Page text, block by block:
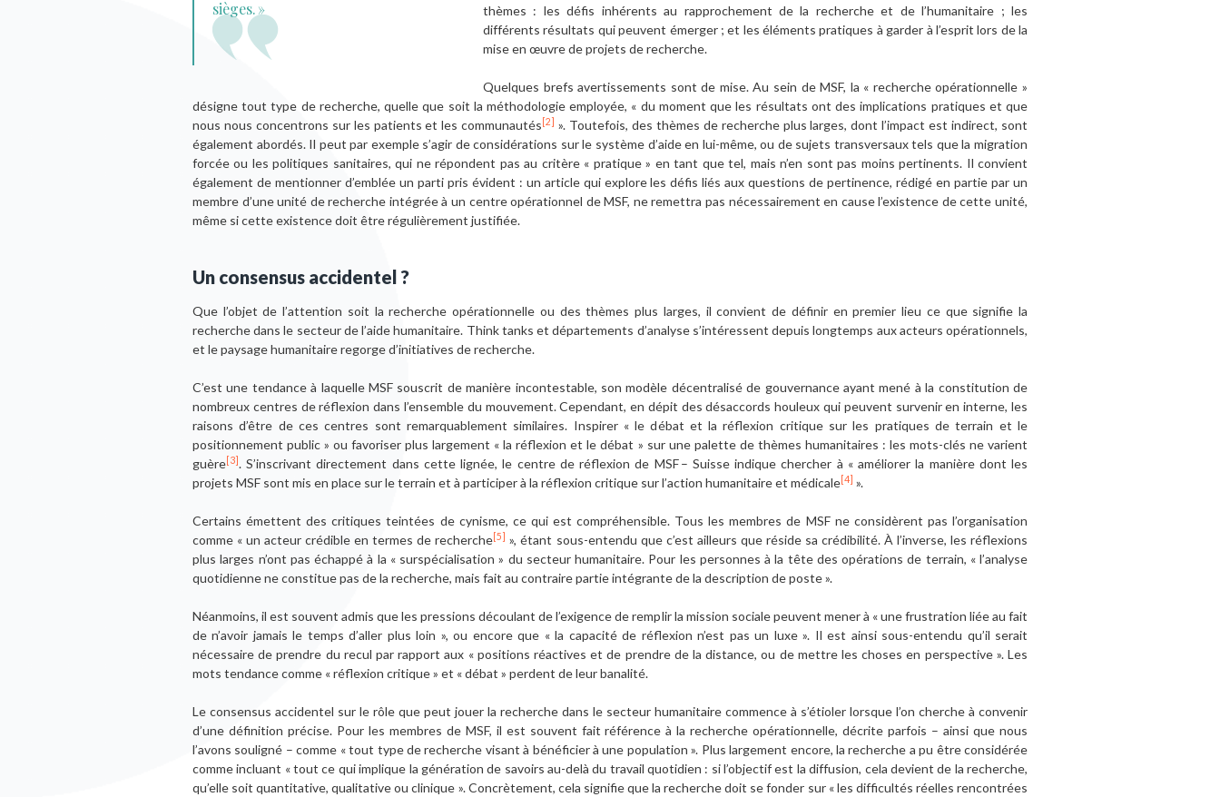
sièges. »
thèmes : les défis inhérents au rapprochement de la recherche et de l’humanitaire ; les
différents résultats qui peuvent émerger ; et les éléments pratiques à garder à l’esprit lors de la
mise en œuvre de projets de recherche.
Quelques brefs avertissements sont de mise. Au sein de MSF, la « recherche opérationnelle »
désigne tout type de recherche, quelle que soit la méthodologie employée, « du moment que les résultats ont des implications pratiques et que
nous nous concentrons sur les patients et les communautés [2] ». Toutefois, des thèmes de recherche plus larges, dont l’impact est indirect, sont
également abordés. Il peut par exemple s’agir de considérations sur le système d’aide en lui-même, ou de sujets transversaux tels que la migration
forcée ou les politiques sanitaires, qui ne répondent pas au critère « pratique » en tant que tel, mais n’en sont pas moins pertinents. Il convient
également de mentionner d’emblée un parti pris évident : un article qui explore les défis liés aux questions de pertinence, rédigé en partie par un
membre d’une unité de recherche intégrée à un centre opérationnel de MSF, ne remettra pas nécessairement en cause l’existence de cette unité,
même si cette existence doit être régulièrement justifiée.
Un consensus accidentel ?
Que l’objet de l’attention soit la recherche opérationnelle ou des thèmes plus larges, il convient de définir en premier lieu ce que signifie la
recherche dans le secteur de l’aide humanitaire. Think tanks et départements d’analyse s’intéressent depuis longtemps aux acteurs opérationnels,
et le paysage humanitaire regorge d’initiatives de recherche.
C’est une tendance à laquelle MSF souscrit de manière incontestable, son modèle décentralisé de gouvernance ayant mené à la constitution de
nombreux centres de réflexion dans l’ensemble du mouvement. Cependant, en dépit des désaccords houleux qui peuvent survenir en interne, les
raisons d’être de ces centres sont remarquablement similaires. Inspirer « le débat et la réflexion critique sur les pratiques de terrain et le
positionnement public » ou favoriser plus largement « la réflexion et le débat » sur une palette de thèmes humanitaires : les mots-clés ne varient
guère[3]. S’inscrivant directement dans cette lignée, le centre de réflexion de MSF – Suisse indique chercher à « améliorer la manière dont les
projets MSF sont mis en place sur le terrain et à participer à la réflexion critique sur l’action humanitaire et médicale[4] ».
Certains émettent des critiques teintées de cynisme, ce qui est compréhensible. Tous les membres de MSF ne considèrent pas l’organisation
comme « un acteur crédible en termes de recherche[5] », étant sous-entendu que c’est ailleurs que réside sa crédibilité. À l’inverse, les réflexions
plus larges n’ont pas échappé à la « surspécialisation » du secteur humanitaire. Pour les personnes à la tête des opérations de terrain, « l’analyse
quotidienne ne constitue pas de la recherche, mais fait au contraire partie intégrante de la description de poste ».
Néanmoins, il est souvent admis que les pressions découlant de l’exigence de remplir la mission sociale peuvent mener à « une frustration liée au fait
de n’avoir jamais le temps d’aller plus loin », ou encore que « la capacité de réflexion n’est pas un luxe ». Il est ainsi sous-entendu qu’il serait
nécessaire de prendre du recul par rapport aux « positions réactives et de prendre de la distance, ou de mettre les choses en perspective ». Les
mots tendance comme « réflexion critique » et « débat » perdent de leur banalité.
Le consensus accidentel sur le rôle que peut jouer la recherche dans le secteur humanitaire commence à s’étioler lorsque l’on cherche à convenir
d’une définition précise. Pour les membres de MSF, il est souvent fait référence à la recherche opérationnelle, décrite parfois – ainsi que nous
l’avons souligné – comme « tout type de recherche visant à bénéficier à une population ». Plus largement encore, la recherche a pu être considérée
comme incluant « tout ce qui implique la génération de savoirs au-delà du travail quotidien : si l’objectif est la diffusion, cela devient de la recherche,
qu’elle soit quantitative, qualitative ou clinique ». Concrètement, cela signifie que la recherche doit se fonder sur « les difficultés réelles rencontrées